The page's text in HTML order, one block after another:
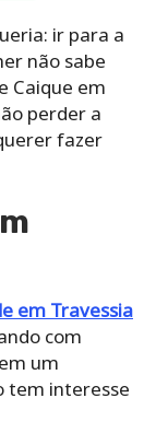
ir para a
não sabe
Caique em
perder a
fazer
em Travessia
com
um
tem interesse